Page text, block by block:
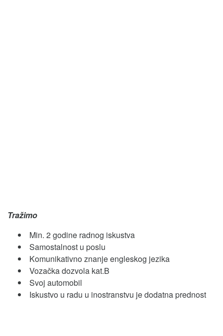
Tražimo
Min. 2 godine radnog iskustva
Samostalnost u poslu
Komunikativno znanje engleskog jezika
Vozačka dozvola kat.B
Svoj automobil
Iskustvo u radu u inostranstvu je dodatna prednost